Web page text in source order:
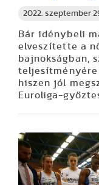
2022. szeptember
Bár idénybeli
elveszítette a
bajnokságban,
teljesítményére
hiszen jól
Euroliga-